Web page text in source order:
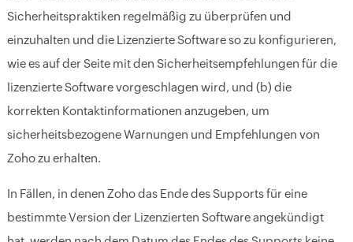
Sicherheitspraktiken regelmäßig zu überprüfen und
einzuhalten und die Lizenzierte Software so zu konfigurieren,
wie es auf der Seite mit den Sicherheitsempfehlungen für die
lizenzierte Software vorgeschlagen wird, und (b) die
korrekten Kontaktinformationen anzugeben, um
sicherheitsbezogene Warnungen und Empfehlungen von
Zoho zu erhalten.
In Fällen, in denen Zoho das Ende des Supports für eine
bestimmte Version der Lizenzierten Software angekündigt